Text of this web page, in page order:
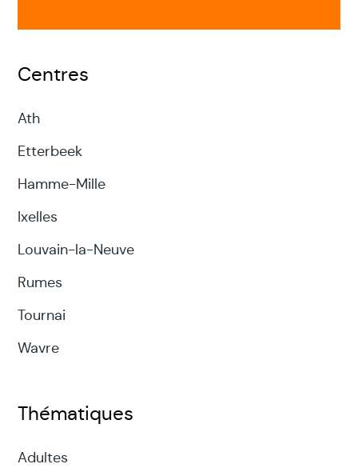
Centres
Ath
Etterbeek
Hamme-Mille
Ixelles
Louvain-la-Neuve
Rumes
Tournai
Wavre
Thématiques
Adultes